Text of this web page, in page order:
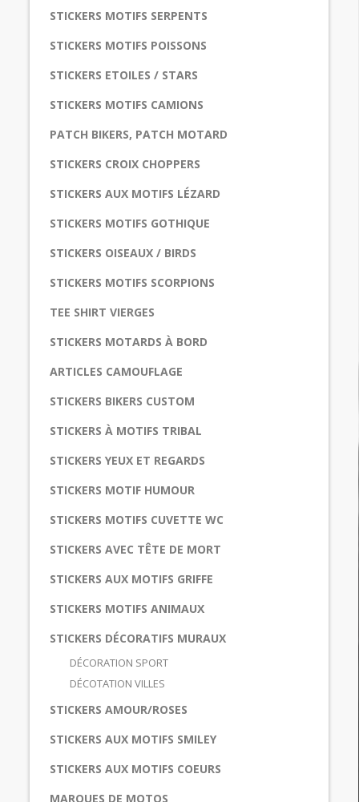
STICKERS MOTIFS SERPENTS
STICKERS MOTIFS POISSONS
STICKERS ETOILES / STARS
STICKERS MOTIFS CAMIONS
PATCH BIKERS, PATCH MOTARD
STICKERS CROIX CHOPPERS
STICKERS AUX MOTIFS LÉZARD
STICKERS MOTIFS GOTHIQUE
STICKERS OISEAUX / BIRDS
STICKERS MOTIFS SCORPIONS
TEE SHIRT VIERGES
STICKERS MOTARDS À BORD
ARTICLES CAMOUFLAGE
STICKERS BIKERS CUSTOM
STICKERS À MOTIFS TRIBAL
STICKERS YEUX ET REGARDS
STICKERS MOTIF HUMOUR
STICKERS MOTIFS CUVETTE WC
STICKERS AVEC TÊTE DE MORT
STICKERS AUX MOTIFS GRIFFE
STICKERS MOTIFS ANIMAUX
STICKERS DÉCORATIFS MURAUX
DÉCORATION SPORT
DÉCOTATION VILLES
STICKERS AMOUR/ROSES
STICKERS AUX MOTIFS SMILEY
STICKERS AUX MOTIFS COEURS
MARQUES DE MOTOS